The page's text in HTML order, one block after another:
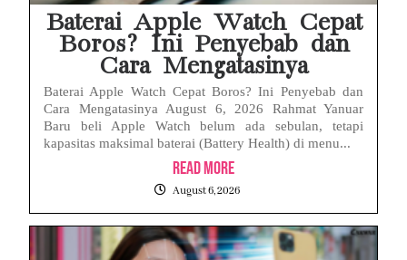
Baterai Apple Watch Cepat
Boros? Ini Penyebab dan
Cara Mengatasinya
Baterai Apple Watch Cepat Boros? Ini Penyebab dan
Cara Mengatasinya August 6, 2026 Rahmat Yanuar
Baru beli Apple Watch belum ada sebulan, tetapi
kapasitas maksimal baterai (Battery Health) di menu...
Read More
August 6, 2026